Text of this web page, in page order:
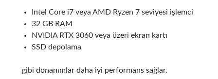
Intel Core i7 veya AMD Ryzen 7 seviyesi işlemci
32 GB RAM
NVIDIA RTX 3060 veya üzeri ekran kartı
SSD depolama
gibi donanımlar daha iyi performans sağlar.